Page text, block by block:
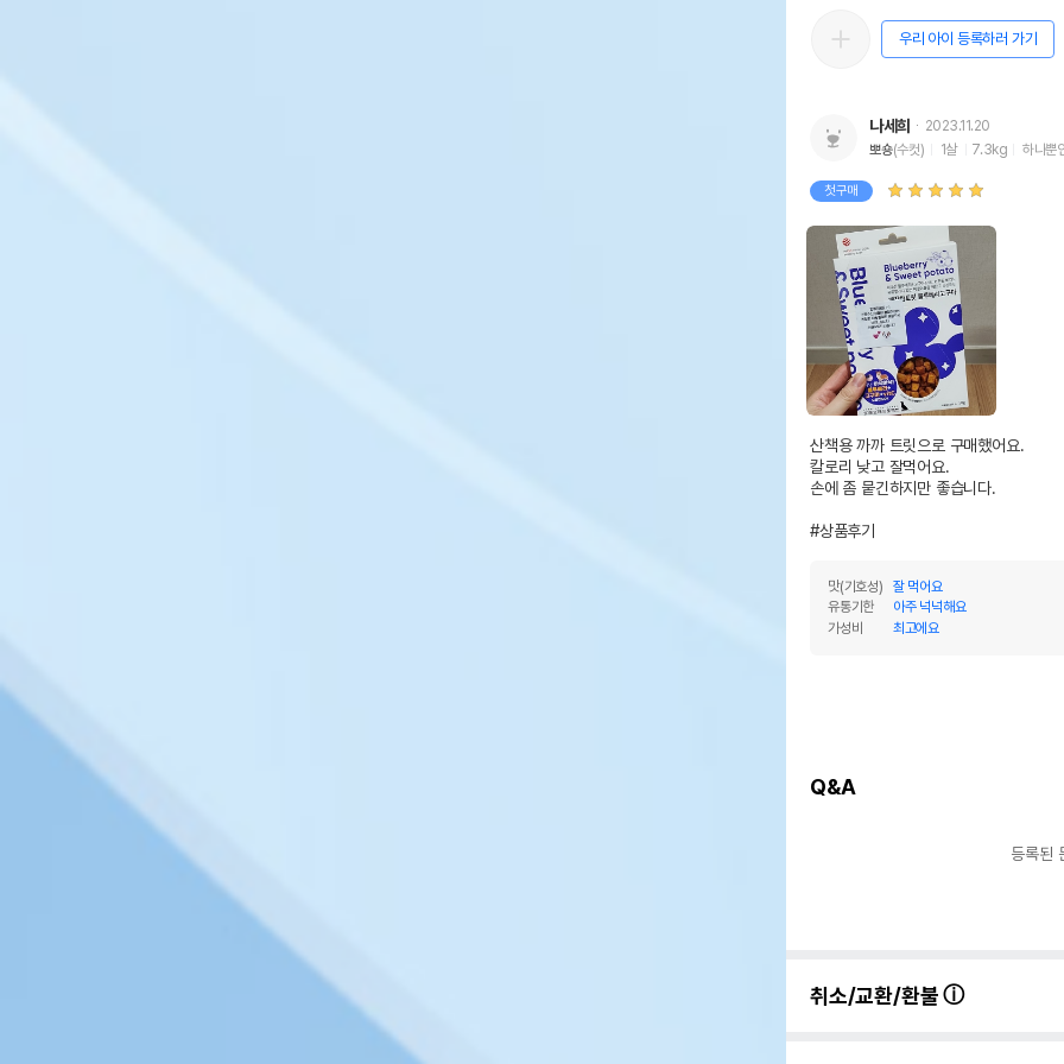
우리 아이 등록하러 가기
나세희
2023.11.20
뽀숑(수컷) 1살 7.3kg 하나뿐
첫구매
산책용 까까 트릿으로 구매했어요.
칼로리 낮고 잘먹어요.
손에 좀 뭍긴하지만 좋습니다.
#상품후기
맛(기호성)
잘 먹어요
유통기한
아주 넉넉해요
가성비
최고에요
Q&A
등록된
취소/교환/환불